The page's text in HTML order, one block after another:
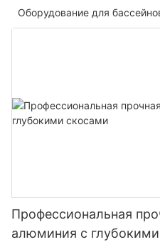
Оборудование для
Профессиональная
алюминия с